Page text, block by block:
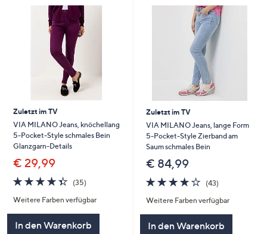
Zuletzt im TV
VIA MILANO Jeans, knöchellang
5-Pocket-Style schmales Bein
Glanzgarn-Details
€ 29,99
4.3
von
5
(35)35
Weitere Farben verfügbar
In den Warenkorb
Zuletzt im TV
VIA MILANO Jeans, lange Form
5-Pocket-Style Zierband am
Saum schmales Bein
€ 84,99
4.2
von
5
(43)43
Weitere Farben verfügbar
In den Warenkorb